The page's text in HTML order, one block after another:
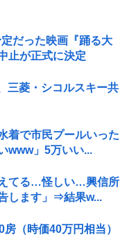
だった映画『踊る大
止が正式に決定
三菱・シコルスキー共
着で市民プールいった
www」5万いい...
てる…怪しい…興信所
します」⇒結果w...
（時価40万円相当）